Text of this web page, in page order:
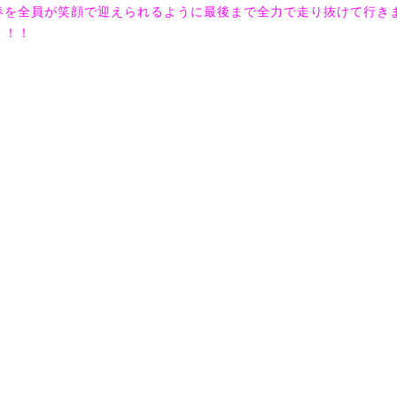
を全員が笑顔で迎えられるように最後まで全力で走り抜けて行き
！